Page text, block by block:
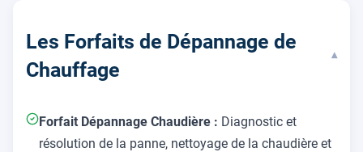
Les Forfaits de Dépannage de
Chauffage
▾
Forfait Dépannage Chaudière : Diagnostic et
résolution de la panne, nettoyage de la chaudière et